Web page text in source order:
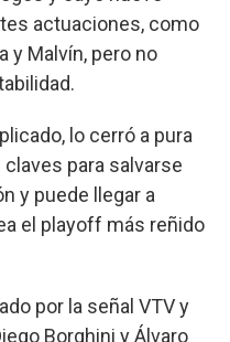
actuaciones, como
y Malvín, pero no
lo cerró a pura
para salvarse
y puede llegar a
el playoff más reñido
por la señal VTV y
Borghini y Álvaro